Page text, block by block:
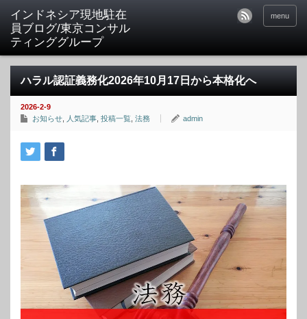
menu
ハラル認証義務化2026年10月17日から本格化へ
2026-2-9
お知らせ
人気記事 投稿一覧 法務 admin